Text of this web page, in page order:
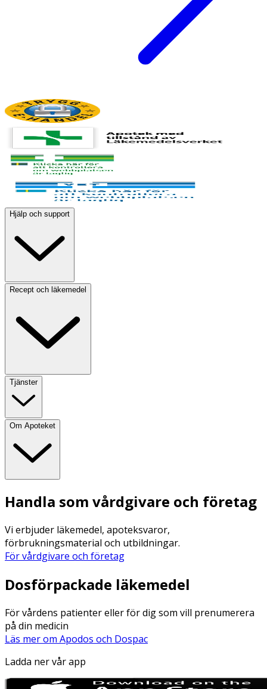
Hjälp och support
Recept och läkemedel
Tjänster
Om Apoteket
Handla som vårdgivare och företag
Vi erbjuder läkemedel, apoteksvaror,
förbrukningsmaterial och utbildningar.
För vårdgivare och företag
Dosförpackade läkemedel
För vårdens patienter eller för dig som vill prenumerera
på din medicin
Läs mer om Apodos och Dospac
Ladda ner vår app